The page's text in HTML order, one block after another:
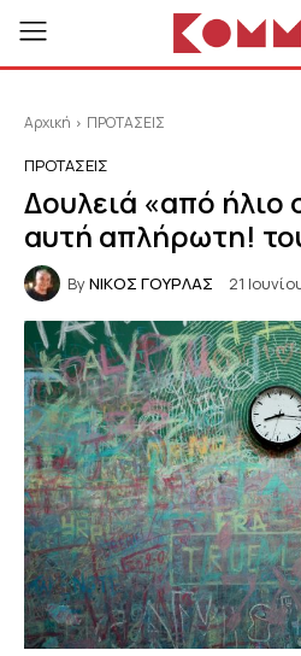
Αρχική ΠΡΟΤΑΣΕΙΣ
ΠΡΟΤΑΣΕΙΣ
Δουλειά «από ήλιο
αυτή απλήρωτη!
ByΝΙΚΟΣ ΓΟΥΡΛΑΣ 21